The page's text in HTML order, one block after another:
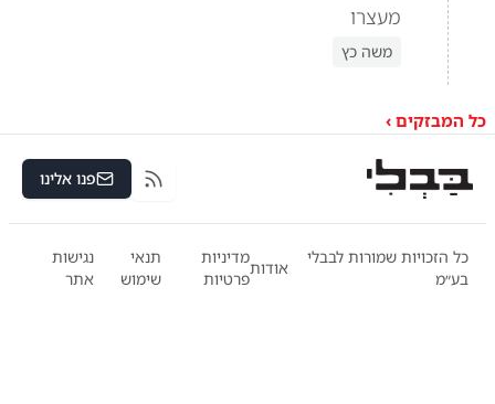
מעצרו
משה כץ
כל המבזקים ›
RSS פנו אלינו
כל הזכויות שמורות לבבלי
בע״מ
אודות
מדיניות
פרטיות
תנאי
שימוש
נגישות
אתר